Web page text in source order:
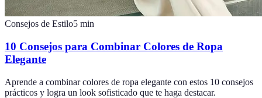
Consejos de Estilo5 min
10 Consejos para Combinar Colores de Ropa
Elegante
Aprende a combinar colores de ropa elegante con estos 10 consejos
prácticos y logra un look sofisticado que te haga destacar.